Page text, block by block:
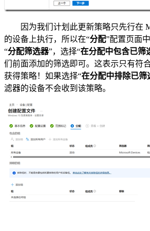
因为我们计划此更新策略只先行在
的设备上执行，所以在“分配”配置页面
“分配筛选器”，选择“在分配中包含已筛
们前面添加的筛选即可。这表示只有符
获得策略！如果选择“在分配中排除已筛
滤器的设备不会收到该策略。